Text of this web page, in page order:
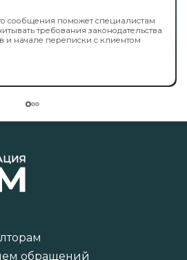
сообщения поможет специалистам
требования законодательства
и начале переписки с клиентом
обращений